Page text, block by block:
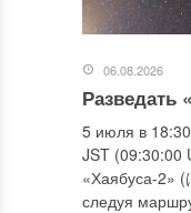
06.08.2026
Разведать
5 июля в
JST (09:30:00
«Хаябуса-2» (
следуя